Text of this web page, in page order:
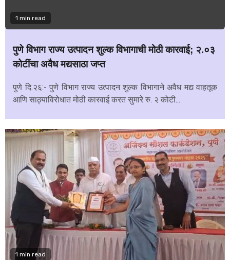
1 min read
पुणे विभाग राज्य उत्पादन शुल्क विभागाची मोठी कारवाई; २.०३
कोटींचा अवैध मद्यसाठा जप्त
पुणे दि.२६:- पुणे विभाग राज्य उत्पादन शुल्क विभागाने अवैध मद्य वाहतूक
आणि साठ्याविरोधात मोठी कारवाई करत सुमारे रु. २ कोटी...
1 min read